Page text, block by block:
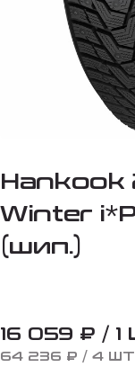
Hankook
Winter
(шип.)
16 059 ₽ / 1
64 236 ₽ / 4 ШТ